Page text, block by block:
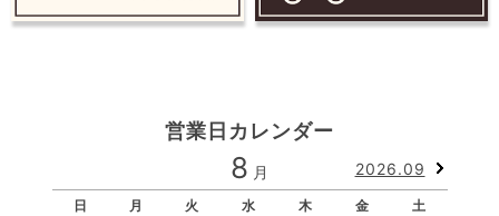
営業日カレンダー
8 月 2026.09
日 月 火 水 木 金 土